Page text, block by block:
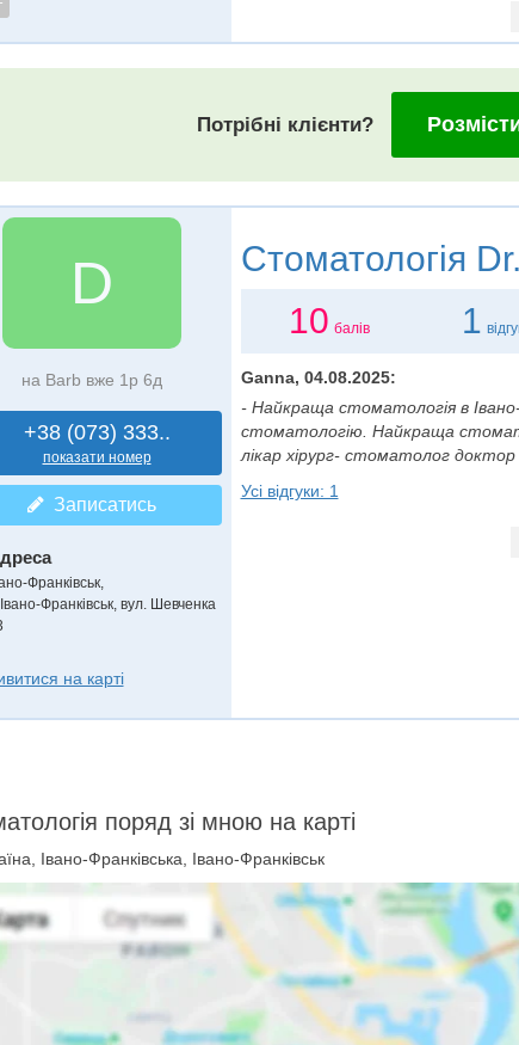
Потрібні клієнти?
D
на Barb вже 1р 6д
+38 (073) 333..
показати номер
Записатись
Франківськ,
Франківськ, вул. Шевченка
на карті
Стоматологія
10 балів 1
Ganna, 04.08.2025:
- Найкраща стоматологія в
стоматологію. Найкраща
лікар хірург- стоматолог доктор
Усі відгуки: 1
поряд зі мною на карті
Івано-Франківська, Івано-Франківськ